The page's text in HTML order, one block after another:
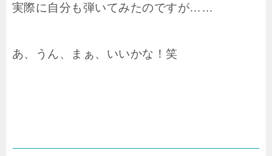
実際に自分も弾いてみたのですが……
あ、うん、まぁ、いいかな！笑